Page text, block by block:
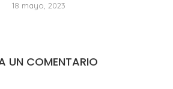
18 mayo, 2023
UN COMENTARIO